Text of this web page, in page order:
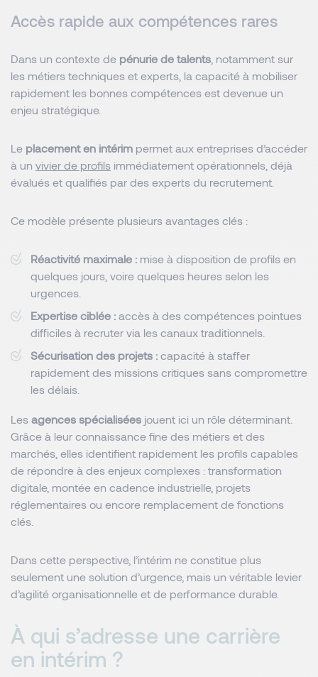
Accès rapide aux compétences rares
Dans un contexte de pénurie de talents , notamment sur
les métiers techniques et experts, la capacité à mobiliser
rapidement les bonnes compétences est devenue un
enjeu stratégique.
Le placement en intérim permet aux entreprises d’accéder
à un vivier de profils immédiatement opérationnels, déjà
évalués et qualifiés par des experts du recrutement.
Ce modèle présente plusieurs avantages clés :
Réactivité maximale : mise à disposition de profils en
quelques jours, voire quelques heures selon les
urgences.
Expertise ciblée : accès à des compétences pointues
difficiles à recruter via les canaux traditionnels.
Sécurisation des projets : capacité à staffer
rapidement des missions critiques sans compromettre
les délais.
Les agences spécialisées jouent ici un rôle déterminant.
Grâce à leur connaissance fine des métiers et des
marchés, elles identifient rapidement les profils capables
de répondre à des enjeux complexes : transformation
digitale, montée en cadence industrielle, projets
réglementaires ou encore remplacement de fonctions
clés.
Dans cette perspective, l’intérim ne constitue plus
seulement une solution d’urgence, mais un véritable levier
d’agilité organisationnelle et de performance durable.
À qui s’adresse une carrière
en intérim ?